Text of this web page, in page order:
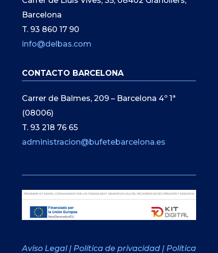
Barcelona
T. 93 860 17 90
info@delbas.com
CONTACTO BARCELONA
Carrer de Balmes, 209 – Barcelona 4º 1ª
(08006)
T. 93 218 76 65
administracion@bufetebarcelona.es
Aviso Legal | Política de privacidad | Política